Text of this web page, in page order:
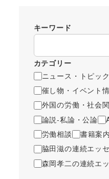
キーワード
カテゴリー
ニュース・トピッ
催し物・イベント
外国の労働・社会
論説-私論・公論
労働相談
書籍案内
脇田滋の連続エッ
森岡孝二の連続エ